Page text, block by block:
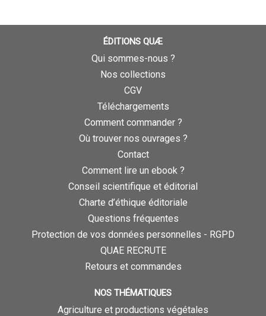
ÉDITIONS QUÆ
Qui sommes-nous ?
Nos collections
CGV
Téléchargements
Comment commander ?
Où trouver nos ouvrages ?
Contact
Comment lire un ebook ?
Conseil scientifique et éditorial
Charte d’éthique éditoriale
Questions fréquentes
Protection de vos données personnelles - RGPD
QUAE RECRUTE
Retours et commandes
NOS THÉMATIQUES
Agriculture et productions végétales